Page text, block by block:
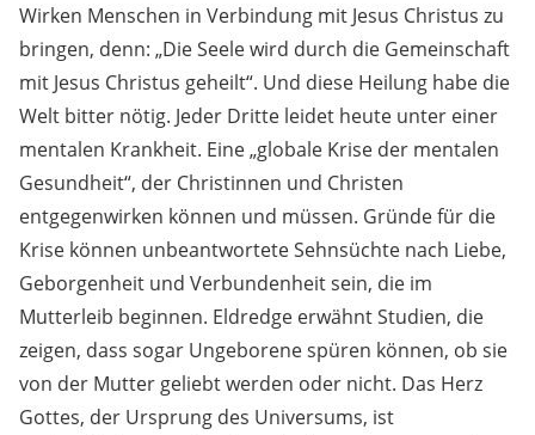
Wirken Menschen in Verbindung mit Jesus Christus zu
bringen, denn: „Die Seele wird durch die Gemeinschaft
mit Jesus Christus geheilt“. Und diese Heilung habe die
Welt bitter nötig. Jeder Dritte leidet heute unter einer
mentalen Krankheit. Eine „globale Krise der mentalen
Gesundheit“, der Christinnen und Christen
entgegenwirken können und müssen. Gründe für die
Krise können unbeantwortete Sehnsüchte nach Liebe,
Geborgenheit und Verbundenheit sein, die im
Mutterleib beginnen. Eldredge erwähnt Studien, die
zeigen, dass sogar Ungeborene spüren können, ob sie
von der Mutter geliebt werden oder nicht. Das Herz
Gottes, der Ursprung des Universums, ist